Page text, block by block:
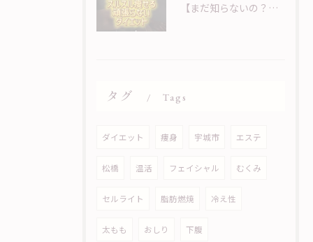
【まだ知らないの？！頑張らないダイエット】
タグ Tags
ダイエット 痩身 宇城市 エステ
松橋 温活 フェイシャル むくみ
セルライト 脂肪燃焼 冷え性
太もも おしり 下腹